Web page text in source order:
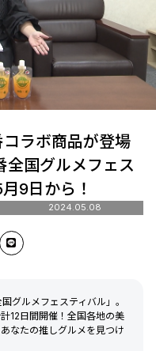
コラボ商品が登場
国グルメフェス
9日から！
2024.05.08
グルメフェスティバル」。
12日間開催！全国各地の美
なたの推しグルメを見つけ